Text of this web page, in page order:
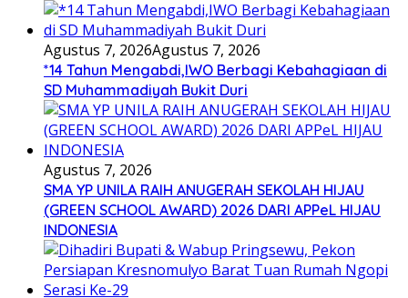
Agustus 7, 2026Agustus 7, 2026
*14 Tahun Mengabdi,IWO Berbagi Kebahagiaan di
SD Muhammadiyah Bukit Duri
Agustus 7, 2026
SMA YP UNILA RAIH ANUGERAH SEKOLAH HIJAU
(GREEN SCHOOL AWARD) 2026 DARI APPeL HIJAU
INDONESIA